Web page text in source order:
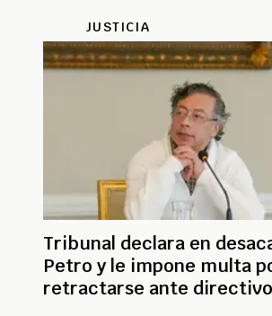
JUSTICIA
Tribunal declara en
Petro y le impone multa
retractarse ante